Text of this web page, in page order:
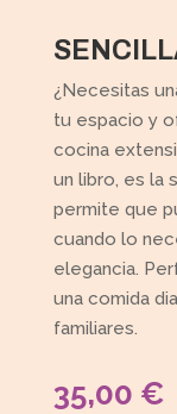
¿Necesitas
tu espacio y
cocina
un libro, es la
permite que
cuando lo
elegancia.
una comida
familiares.
35,00 €